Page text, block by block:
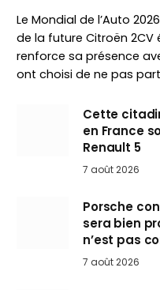
Le Mondial de l’Auto
de la future Citroën 2CV
renforce sa présence
ont choisi de ne pas
Cette
en France
Renault 5
7 août 2026
Porsche
sera bien
n’est pas
7 août 2026